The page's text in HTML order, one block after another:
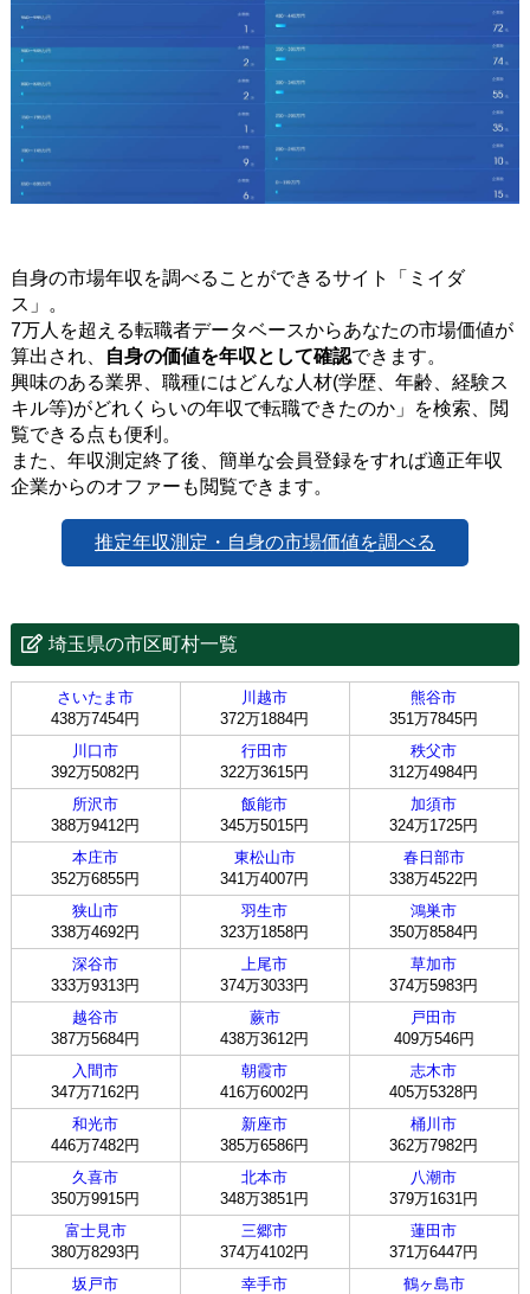
自身の市場年収を調べることができるサイト「ミイダ
ス」。
7万人を超える転職者データベースからあなたの市場価値が
算出され、
自身の価値を年収として確認できます。
興味のある業界、職種にはどんな人材(学歴、年齢、経験ス
キル等)がどれくらいの年収で転職できたのか」を検索、閲
覧できる点も便利。
また、年収測定終了後、簡単な会員登録をすれば適正年収
企業からのオファーも閲覧できます。
推定年収測定・自身の市場価値を調べる
埼玉県の市区町村一覧
さいたま市
438万7454円
川越市
372万1884円
熊谷市
351万7845円
川口市
392万5082円
行田市
322万3615円
秩父市
312万4984円
所沢市
388万9412円
飯能市
345万5015円
加須市
324万1725円
本庄市
352万6855円
東松山市
341万4007円
春日部市
338万4522円
狭山市
338万4692円
羽生市
323万1858円
鴻巣市
350万8584円
深谷市
333万9313円
上尾市
374万3033円
草加市
374万5983円
越谷市
387万5684円
蕨市
438万3612円
戸田市
409万546円
入間市
347万7162円
朝霞市
416万6002円
志木市
405万5328円
和光市
446万7482円
新座市
385万6586円
桶川市
362万7982円
久喜市
350万9915円
北本市
348万3851円
八潮市
379万1631円
富士見市
380万8293円
三郷市
374万4102円
蓮田市
371万6447円
坂戸市
幸手市
鶴ヶ島市